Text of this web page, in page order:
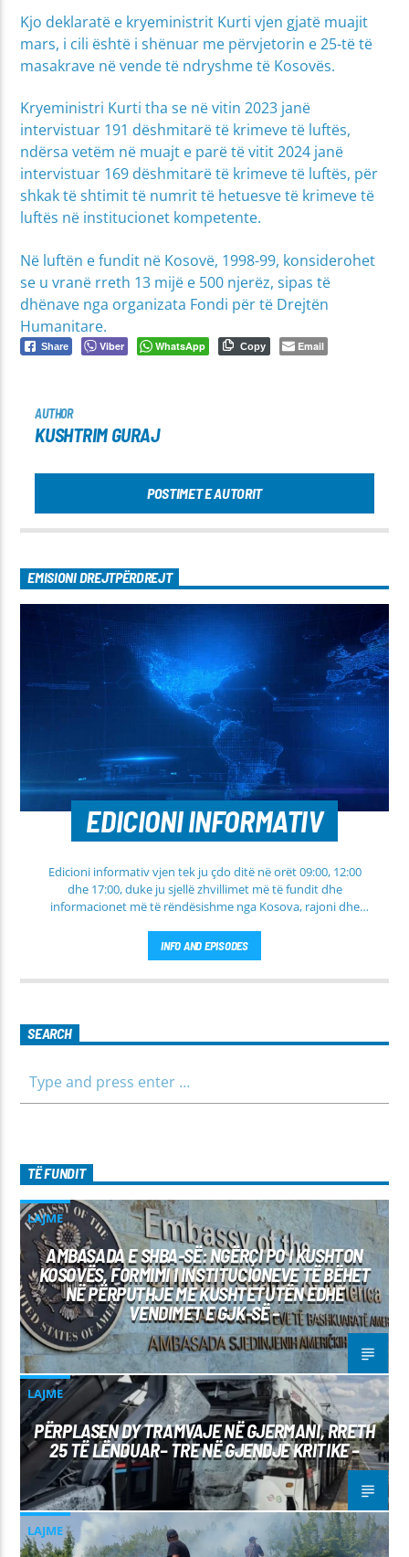
Kjo deklaratë e kryeministrit Kurti vjen gjatë muajit
mars, i cili është i shënuar me përvjetorin e 25-të të
masakrave në vende të ndryshme të Kosovës.
Kryeministri Kurti tha se në vitin 2023 janë
intervistuar 191 dëshmitarë të krimeve të luftës,
ndërsa vetëm në muajt e parë të vitit 2024 janë
intervistuar 169 dëshmitarë të krimeve të luftës, për
shkak të shtimit të numrit të hetuesve të krimeve të
luftës në institucionet kompetente.
Në luftën e fundit në Kosovë, 1998-99, konsiderohet
se u vranë rreth 13 mijë e 500 njerëz, sipas të
dhënave nga organizata Fondi për të Drejtën
Humanitare.
Share Viber WhatsApp Copy Email
AUTHOR
KUSHTRIM GURAJ
POSTIMET E AUTORIT
EMISIONI DREJTPËRDREJT
EDICIONI INFORMATIV
Edicioni informativ vjen tek ju çdo ditë në orët 09:00, 12:00
dhe 17:00, duke ju sjellë zhvillimet më të fundit dhe
informacionet më të rëndësishme nga Kosova, rajoni dhe
fusha të ndryshme, përfshirë politikën, shoqërinë dhe
ekonominë, si dhe rubrika të veçanta për sportin dhe
parashikimin e motit. Qëndroni me ne për informim të saktë,
INFO AND EPISODES
SEARCH
TË FUNDIT
LAJME
AMBASADA E SHBA-SË: NGËRÇI PO I KUSHTON
KOSOVËS, FORMIMI I INSTITUCIONEVE TË BËHET
NË PËRPUTHJE ME KUSHTETUTËN EDHE
VENDIMET E GJK-SË –
LAJME
PËRPLASEN DY TRAMVAJE NË GJERMANI, RRETH
25 TË LËNDUAR– TRE NË GJENDJE KRITIKE –
LAJME